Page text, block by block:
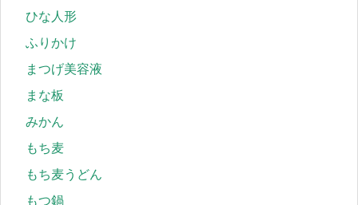
ひな人形
ふりかけ
まつげ美容液
まな板
みかん
もち麦
もち麦うどん
もつ鍋